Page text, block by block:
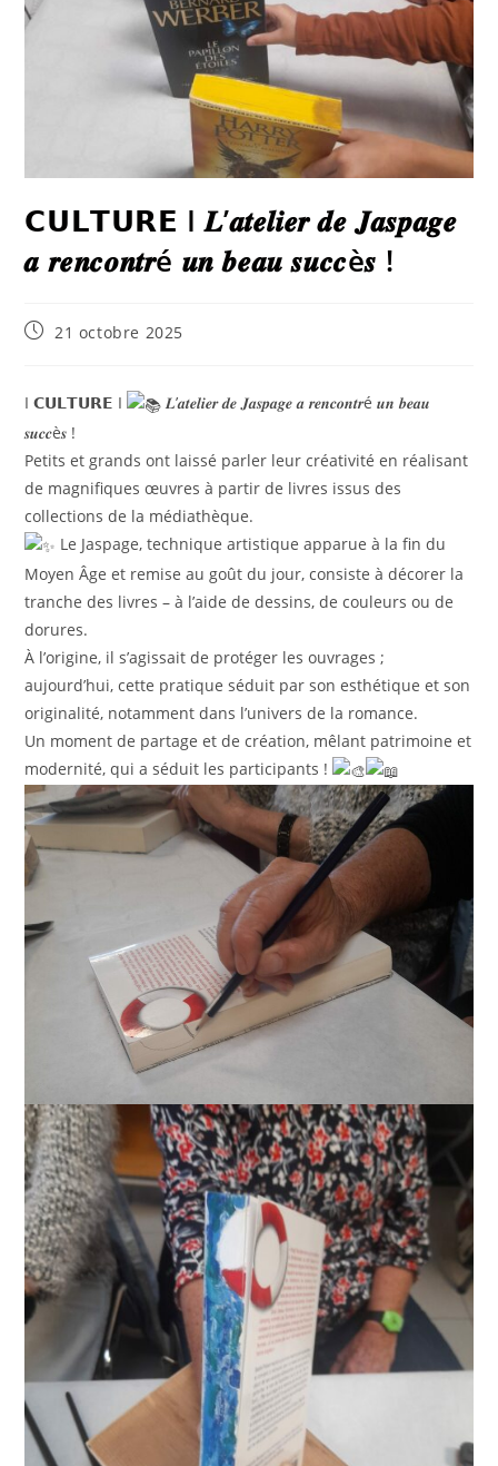
𝗖𝗨𝗟𝗧𝗨𝗥𝗘 I 𝑳’𝒂𝒕𝒆𝒍𝒊𝒆𝒓 𝒅𝒆 𝑱𝒂𝒔𝒑𝒂𝒈𝒆
𝒂 𝒓𝒆𝒏𝒄𝒐𝒏𝒕𝒓é 𝒖𝒏 𝒃𝒆𝒂𝒖 𝒔𝒖𝒄𝒄è𝒔 !
21 octobre 2025
I 𝗖𝗨𝗟𝗧𝗨𝗥𝗘 I
𝑳’𝒂𝒕𝒆𝒍𝒊𝒆𝒓 𝒅𝒆 𝑱𝒂𝒔𝒑𝒂𝒈𝒆 𝒂 𝒓𝒆𝒏𝒄𝒐𝒏𝒕𝒓é 𝒖𝒏 𝒃𝒆𝒂𝒖
𝒔𝒖𝒄𝒄è𝒔 !
Petits et grands ont laissé parler leur créativité en réalisant
de magnifiques œuvres à partir de livres issus des
collections de la médiathèque.
Le Jaspage, technique artistique apparue à la fin du
Moyen Âge et remise au goût du jour, consiste à décorer la
tranche des livres – à l’aide de dessins, de couleurs ou de
dorures.
À l’origine, il s’agissait de protéger les ouvrages ;
aujourd’hui, cette pratique séduit par son esthétique et son
originalité, notamment dans l’univers de la romance.
Un moment de partage et de création, mêlant patrimoine et
modernité, qui a séduit les participants !